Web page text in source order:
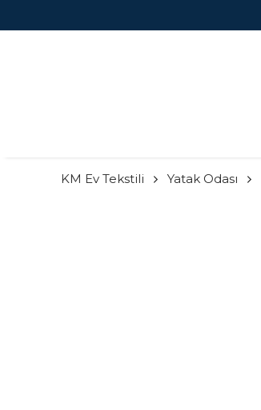
KM Ev Tekstili Yatak Odası